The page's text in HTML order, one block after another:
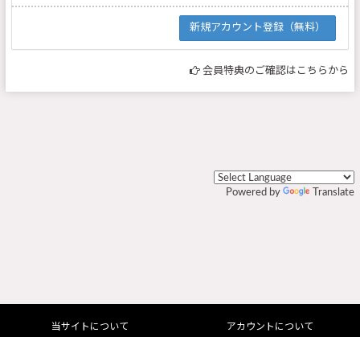
会員特典のご確認はこちらから
Powered by Translate
当サイトについて アカウントについて